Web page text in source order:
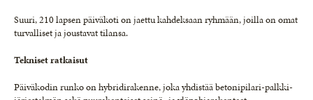
Suuri, 210 lapsen päiväkoti on jaettu kahdeksaan ryhmään, joilla on omat
turvalliset ja joustavat tilansa.
Tekniset ratkaisut
Päiväkodin runko on hybridirakenne, joka yhdistää betonipilari-palkki-